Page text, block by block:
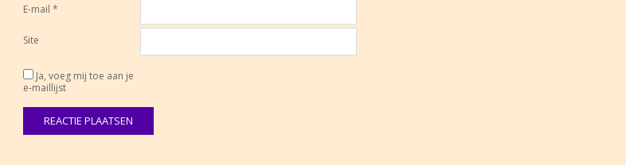
E-mail *
Site
Ja, voeg mij toe aan je
e-maillijst